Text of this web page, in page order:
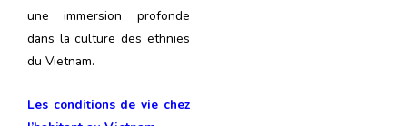
une immersion profonde
dans la culture des ethnies
du Vietnam.
Les conditions de vie chez